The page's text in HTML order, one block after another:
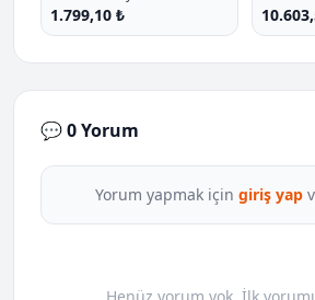
Saat Iphone Ve Android Tüm
Telefonlara Uyumlu
1.799,10 ₺
Denizci
💬 0 Yorum
Yorum yapmak için giriş yap